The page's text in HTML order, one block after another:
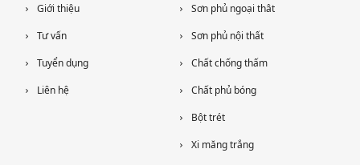
Giới thiệu
Tư vấn
Tuyển dụng
Liên hệ
Sơn phủ ngoại thât
Sơn phủ nội thất
Chất chống thấm
Chất phủ bóng
Bột trét
Xi măng trắng